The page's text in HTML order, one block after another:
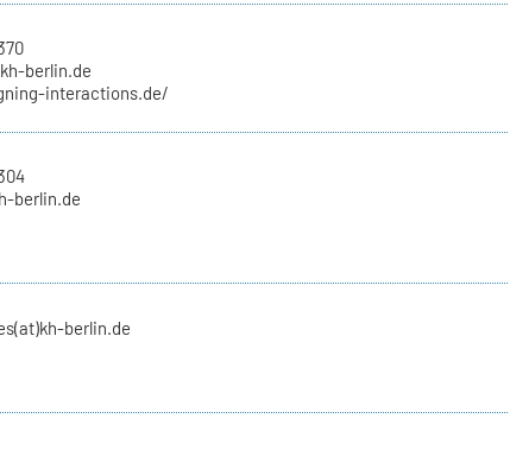
berlin.de
interactions.de/
berlin.de
berlin.de